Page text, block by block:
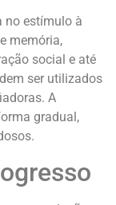
no estímulo à
memória,
social e até
ser utilizados
A
gradual,